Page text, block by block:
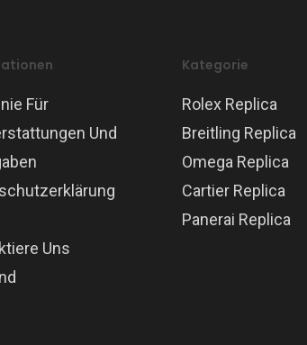
Für
Und
Uns
Kategorie
Rolex Replica
Breitling Replica
Omega Replica
Cartier Replica
Panerai Replica